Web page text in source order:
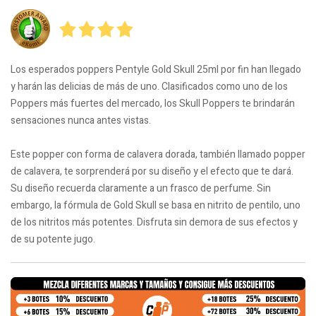
Los esperados poppers Pentyle Gold Skull 25ml por fin han llegado
y harán las delicias de más de uno. Clasificados como uno de los
Poppers más fuertes del mercado, los Skull Poppers te brindarán
sensaciones nunca antes vistas.
Este popper con forma de calavera dorada, también llamado popper
de calavera, te sorprenderá por su diseño y el efecto que te dará.
Su diseño recuerda claramente a un frasco de perfume. Sin
embargo, la fórmula de Gold Skull se basa en nitrito de pentilo, uno
de los nitritos más potentes. Disfruta sin demora de sus efectos y
de su potente jugo.